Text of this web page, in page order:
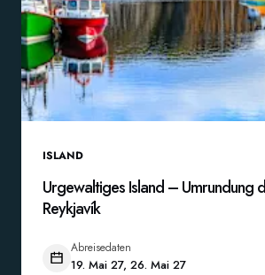
ISLAND
Urgewaltiges Island – Umrundung
Reykjavík
Abreisedaten
19. Mai 27, 26. Mai 27